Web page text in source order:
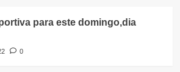
para este domingo,dia
0